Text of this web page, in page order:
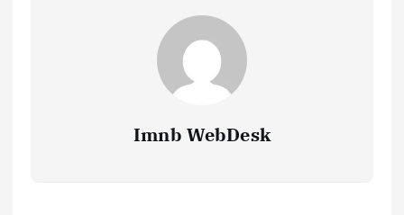
Imnb WebDesk